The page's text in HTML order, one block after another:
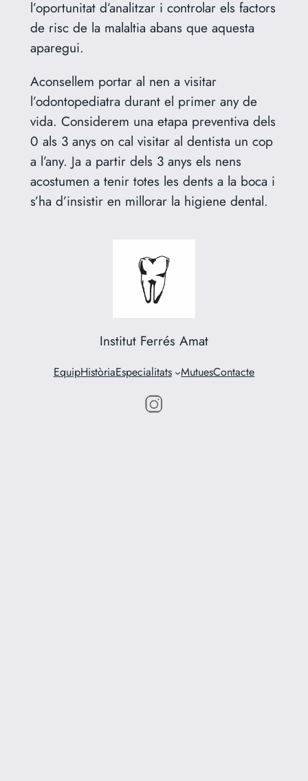
l’oportunitat d’analitzar i controlar els factors
de risc de la malaltia abans que aquesta
aparegui.
Aconsellem portar al nen a visitar
l’odontopediatra durant el primer any de
vida. Considerem una etapa preventiva dels
0 als 3 anys on cal visitar al dentista un cop
a l’any. Ja a partir dels 3 anys els nens
acostumen a tenir totes les dents a la boca i
s’ha d’insistir en millorar la higiene dental.
Institut Ferrés Amat
EquipHistòriaEspecialitats MutuesContacte